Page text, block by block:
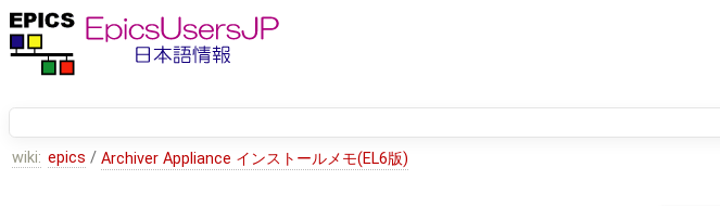
wiki: epics / Archiver Appliance インストールメモ(EL6版)